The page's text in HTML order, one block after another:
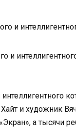
и
и художник
а тысячи